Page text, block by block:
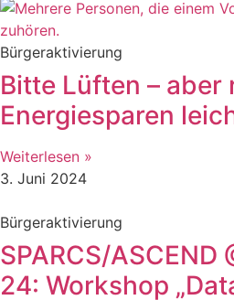
Bürgeraktivierung
Bitte Lüften – aber
Energiesparen
Weiterlesen »
3. Juni 2024
Bürgeraktivierung
SPARCS/ASCEND
24: Workshop